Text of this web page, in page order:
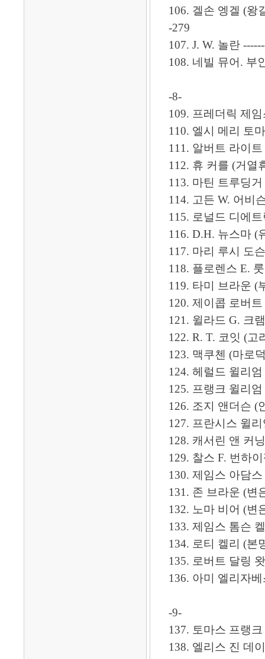
106. 겔손 엥겔 (왕
-279
107. J. W. 놀란
108. 네빌 뮤어. 부
-8-
109. 프레더릭 제
110. 엘시 메리 토
111. 알버트 라이
112. 휴 커를 (거열
113. 마틴 트루딩
114. 고든 W. 어비
115. 로널드 디에
116. D.H. 뉴스마 (
117. 마리 루시 도
118. 플로렌스 E.
119. 타미 브라운 (
120. 제이콥 로버
121. 윌라드 G. 크
122. R. T. 코잇 (고
123. 맥쿠첸 (마로
124. 헤럴드 윌리
125. 프랭크 윌리
126. 조지 앤더슨 (
127. 프란시스 윌
128. 캐서린 앤 커
129. 찰스 F. 번하
130. 제임스 아담
131. 존 브라운 (변
132. 노마 비어 (변
133. 제임스 톰슨
134. 로티 켈리 (본
135. 로버트 달링
136. 아미 엘리자
-9-
137. 토마스 프랭
138. 엘리스 진 데